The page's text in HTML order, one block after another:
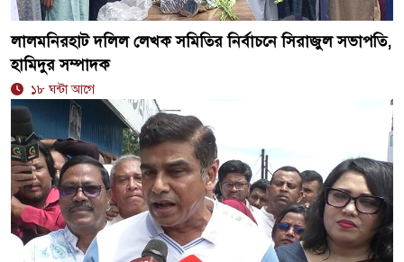
লালমনিরহাট দলিল লেখক সমিতির নির্বাচনে সিরাজুল সভাপতি,
হামিদুর সম্পাদক
১৮ ঘন্টা আগে